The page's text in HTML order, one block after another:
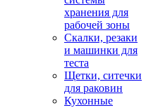
хранения для
рабочей зоны
Скалки, резаки
и машинки для
теста
Щетки, ситечки
для раковин
Кухонные